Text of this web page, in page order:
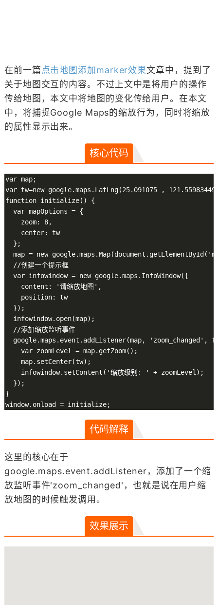
在前一篇点击地图添加marker效果文章中，提到了
关于地图交互的内容。不过上文中是将用户的操作
传给地图，本文中将地图的变化传给用户。在本文
中，将捕捉Google Maps的缩放行为，同时将缩放
的属性显示出来。
核心代码
var map;
var tw=new google.maps.LatLng(25.091075 ,
function initialize() {
  var mapOptions = {
    zoom: 8,
    center: tw
  };
map = new
  //创建一个提示框
  var infowindow = new google.maps.InfoWindow({
    content: '请缩放地图',
    position: tw
  });
  infowindow.open(map);
  //添加缩放监听事件
google.maps.event.addListener(map, 'zoom_changed',
    var zoomLevel = map.getZoom();
    map.setCenter(tw);
    infowindow.setContent('缩放级别: ' + zoomLevel);
  });
}
代码解释
这里的核心在于
google.maps.event.addListener，添加了一个缩
放监听事件'zoom_changed'，也就是说在用户缩
放地图的时候触发调用。
效果展示